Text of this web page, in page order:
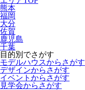
熊本
福岡
大分
佐賀
鹿児島
千葉
目的別でさがす
モデルハウスからさがす
デザインからさがす
イベントからさがす
見学会からさがす